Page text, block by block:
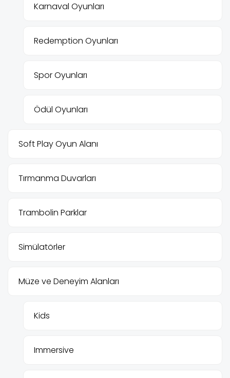
Karnaval Oyunları
Redemption Oyunları
Spor Oyunları
Ödül Oyunları
Soft Play Oyun Alanı
Tırmanma Duvarları
Trambolin Parklar
Simülatörler
Müze ve Deneyim Alanları
Kids
Immersive